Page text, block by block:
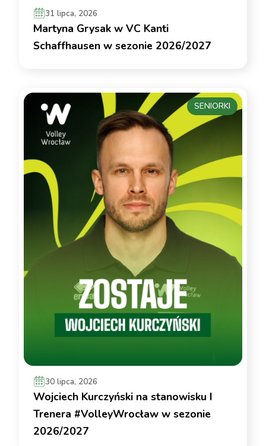
31 lipca, 2026
Martyna Grysak w VC Kanti
Schaffhausen w sezonie 2026/2027
30 lipca, 2026
Wojciech Kurczyński na stanowisku I
Trenera #VolleyWrocław w sezonie
2026/2027
SENIORKI